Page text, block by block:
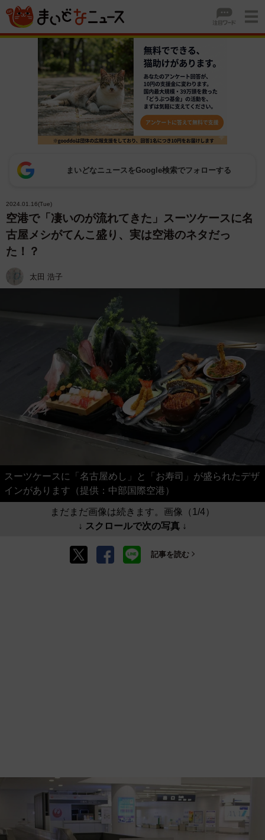
まいどなニュースをGoogle検索でフォローする
2024.01.16(Tue)
空港で「凄いのが流れてきた」スーツケースに名
古屋メシがてんこ盛り、実は空港のネタだっ
た！？
太田 浩子
スーツケースに「名古屋めし」と「お寿司」が盛られたデザ
インがあります（提供：中部国際空港）
まだまだ画像は続きます。画像（1/4）
↓ スクロールで次の写真 ↓
記事を読む